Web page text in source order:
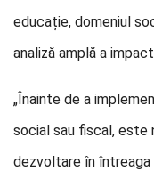
educație, domeniul
analiză amplă a
„Înainte de a
social sau fiscal, este
dezvoltare în